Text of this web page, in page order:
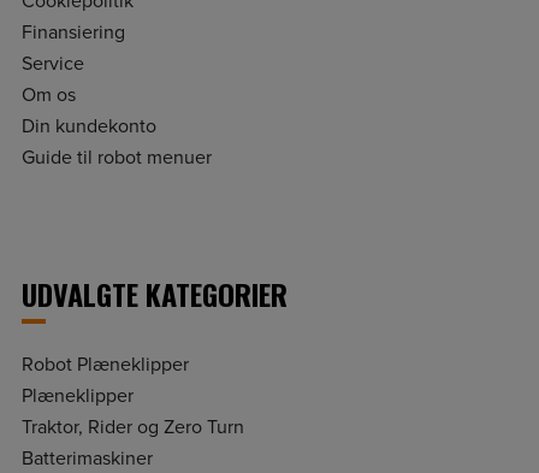
Finansiering
Service
Om os
Din kundekonto
Guide til robot menuer
UDVALGTE KATEGORIER
Robot Plæneklipper
Plæneklipper
Traktor, Rider og Zero Turn
Batterimaskiner